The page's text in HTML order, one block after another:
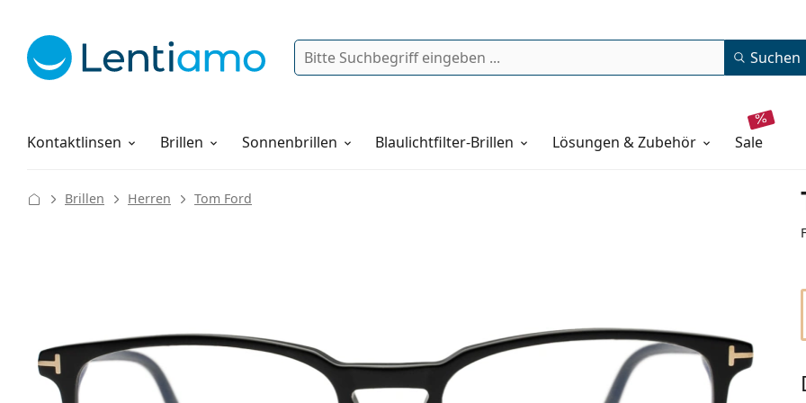
Suche Suchen
Kontaktlinsen
Pflegemittel Brillen Sonnenbrillen Blaulichtfilter-Brillen Lösungen & Zubehör sale
Alles über den Einkauf
Brillen Herren Tom Ford